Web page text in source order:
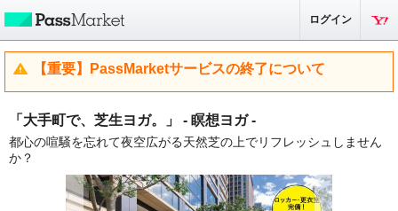
ログイン
【重要】PassMarketサービスの終了について
「大手町で、芝生ヨガ。」 - 瞑想ヨガ -
都心の喧騒を忘れて夜空広がる天然芝の上でリフレッシュしません
か？